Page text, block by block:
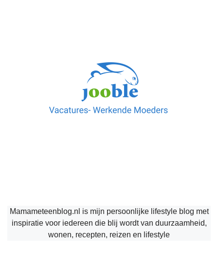
Mamameteenblog.nl is mijn persoonlijke lifestyle blog met
inspiratie voor iedereen die blij wordt van duurzaamheid,
wonen, recepten, reizen en lifestyle